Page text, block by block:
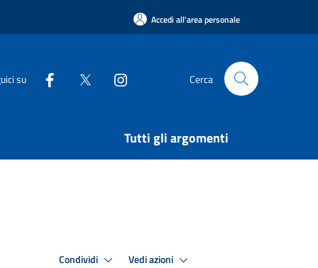
Accedi all'area personale
su Cerca
Tutti gli argomenti
Condividi Vedi azioni